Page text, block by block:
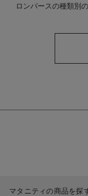
ロンパースの種類別
マタニティの商品を探